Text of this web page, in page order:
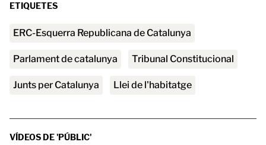
ETIQUETES
ERC-Esquerra Republicana de Catalunya
parlament de catalunya Tribunal Constitucional
Junts per Catalunya llei de l'habitatge
VÍDEOS DE 'PÚBLIC'